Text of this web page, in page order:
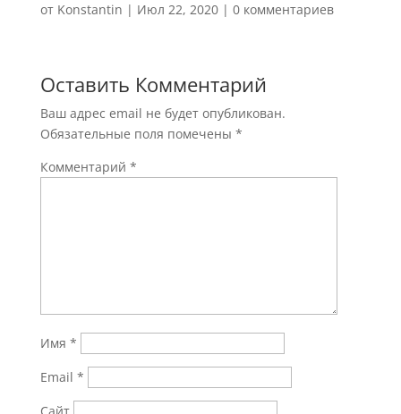
от Konstantin | Июл 22, 2020| 0 комментариев
Оставить Комментарий
Ваш адрес email не будет опубликован.
Обязательные поля помечены *
Комментарий *
Имя *
Email *